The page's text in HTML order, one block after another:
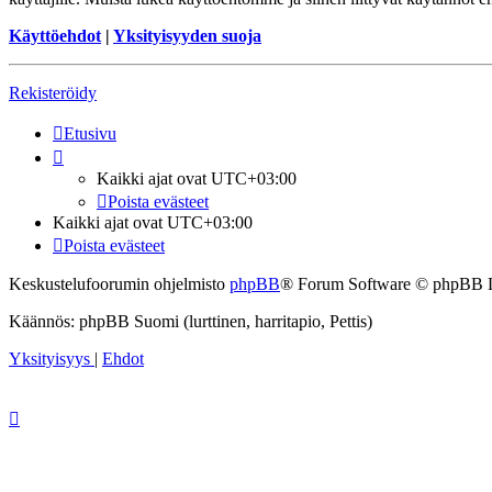
Käyttöehdot | Yksityisyyden suoja
Rekisteröidy
Etusivu
Kaikki ajat ovat UTC+03:00
Poista evästeet
Kaikki ajat ovat UTC+03:00
Poista evästeet
Keskustelufoorumin ohjelmisto phpBB® Forum Software © phpBB
Käännös: phpBB Suomi (lurttinen, harritapio, Pettis)
Yksityisyys | Ehdot